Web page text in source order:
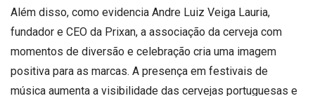
Além disso, como evidencia Andre Luiz Veiga Lauria,
fundador e CEO da Prixan, a associação da cerveja com
momentos de diversão e celebração cria uma imagem
positiva para as marcas. A presença em festivais de
música aumenta a visibilidade das cervejas portuguesas e